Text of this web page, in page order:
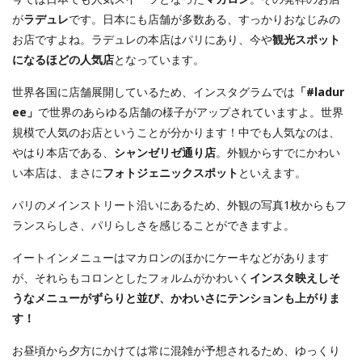
がラデュレです。日本にも店舗が多数ある、すっかりおなじみの
お店ですよね。ラデュレの本店はパリにあり、今や観光スポット
になるほどの人気店となっています。
世界各国に店舗展開しているため、インスタグラムでは 「#ladur
ee」 で世界のあらゆる店舗の様子がアップされていますよ。世界
規模で人気のお店ということが分かります！中でも人気なのは、
やはり本店である、 シャンゼリゼ通り店。外観からすでにかわい
い本店は、まさにフォトジェニックスポット といえます。
パリのメインストリート沿いにあるため、外観の写真1枚からもフ
ランスらしさ、パリらしさを感じることができますよ。
イートインメニューはマカロンのほかにケーキなどがあります
が、それらもコロンとしたフォルムがかわいく インスタ映えしそ
うなメニューがずらりと並び、かわいさにテンションも上がりま
す！
お昼頃から夕方にかけては常に混雑が予想されるため、ゆっくり